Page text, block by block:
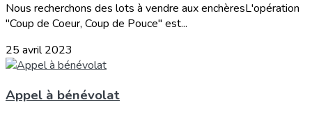
Nous recherchons des lots à vendre aux enchèresL'opération
"Coup de Coeur, Coup de Pouce" est...
25 avril 2023
Appel à bénévolat